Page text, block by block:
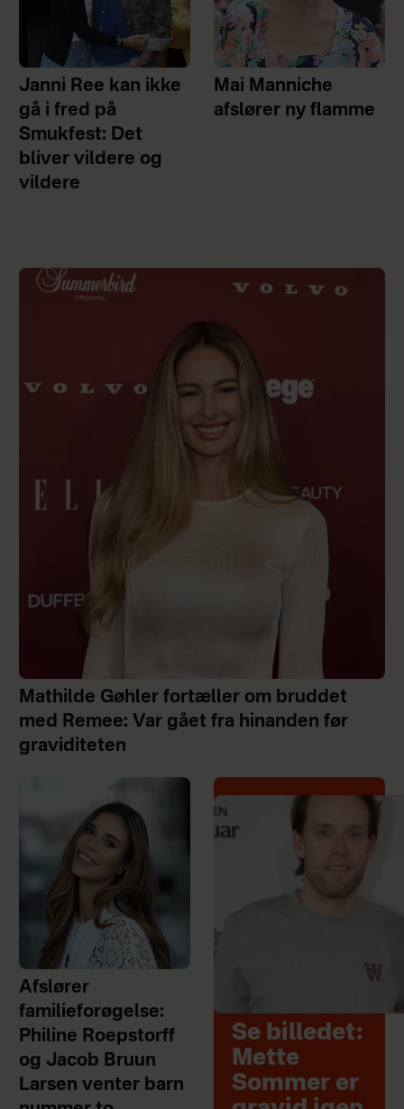
Janni Ree kan ikke
gå i fred på
Smukfest: Det
bliver vildere og
vildere
Mai Manniche
afslører ny flamme
Mathilde Gøhler fortæller om bruddet
med Remee: Var gået fra hinanden før
graviditeten
Afslører
familieforøgelse:
Philine Roepstorff
og Jacob Bruun
Larsen venter barn
Se billedet:
Mette
Sommer er